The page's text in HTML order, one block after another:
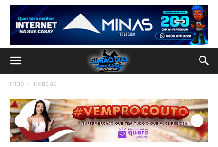
Início Notícias